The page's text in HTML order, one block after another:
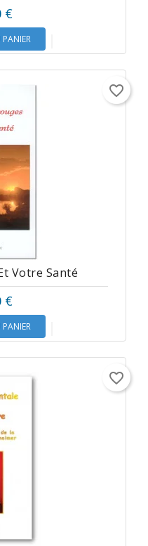
€
Votre Santé
€
favorite_border
favorite_border